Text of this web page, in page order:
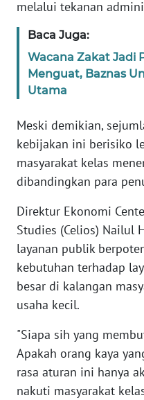
melalui tekanan
Baca Juga:
Wacana Zakat Jadi
Menguat, Baznas
Utama
Meski demikian,
kebijakan ini berisiko
masyarakat kelas
dibandingkan para
Direktur Ekonomi
Studies (Celios) Nailul
layanan publik
kebutuhan terhadap
besar di kalangan
usaha kecil.
"Siapa sih yang
Apakah orang kaya
rasa aturan ini hanya
nakuti masyarakat
MEDIA
REDAKSI
KARIR
DISCLAIMER
Wahana
News
Regional
WN
JAKARTA
JABAR
WN
BANTEN